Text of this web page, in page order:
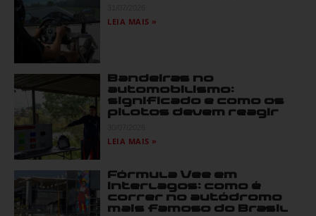
LEIA MAIS »
Bandeiras no
automobilismo:
significado e como os
pilotos devem reagir
LEIA MAIS »
Fórmula Vee em
Interlagos: como é
correr no autódromo
mais famoso do Brasil